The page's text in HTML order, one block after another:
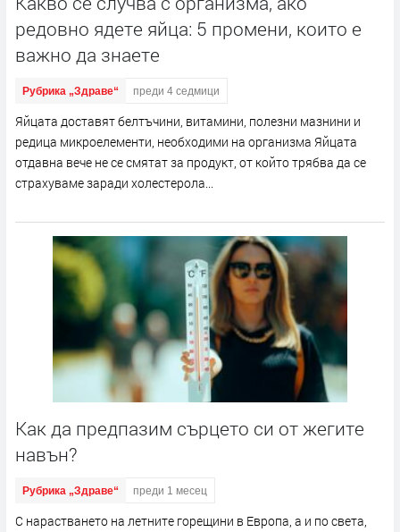
редовно ядете яйца: 5 промени, които е
важно да знаете
Рубрика „Здраве“ преди 4 седмици
Яйцата доставят белтъчини, витамини, полезни мазнини и
редица микроелементи, необходими на организма Яйцата
отдавна вече не се смятат за продукт, от който трябва да се
страхуваме заради холестерола...
Kaк да предпазим сърцето си от жегите
навън?
Рубрика „Здраве“ преди 1 месец
С нарастването на летните горещини в Европа, а и по света,